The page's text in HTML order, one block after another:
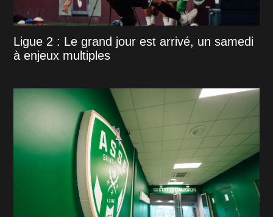
Ligue 2 : Le grand jour est arrivé, un samedi
à enjeux multiples